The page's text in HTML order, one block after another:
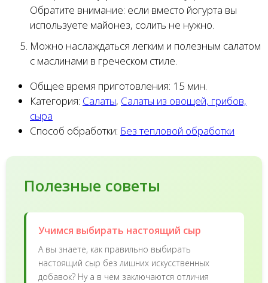
Обратите внимание: если вместо йогурта вы
используете майонез, солить не нужно.
Можно наслаждаться легким и полезным салатом
с маслинами в греческом стиле.
Общее время приготовления: 15 мин.
Категория: Салаты, Салаты из овощей, грибов,
сыра
Способ обработки: Без тепловой обработки
Полезные советы
Учимся выбирать настоящий сыр
А вы знаете, как правильно выбирать
настоящий сыр без лишних искусственных
добавок? Ну а в чем заключаются отличия